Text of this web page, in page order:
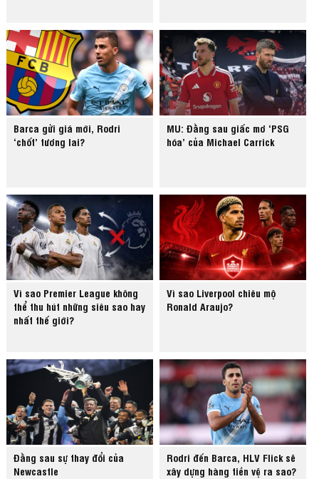
Barca gửi giá mới, Rodri
‘chốt’ tương lai?
MU: Đằng sau giấc mơ ‘PSG
hóa’ của Michael Carrick
Vì sao Premier League không
thể thu hút những siêu sao hay
nhất thế giới?
Vì sao Liverpool chiêu mộ
Ronald Araujo?
Đằng sau sự thay đổi của
Newcastle
Rodri đến Barca, HLV Flick sẽ
xây dựng hàng tiền vệ ra sao?